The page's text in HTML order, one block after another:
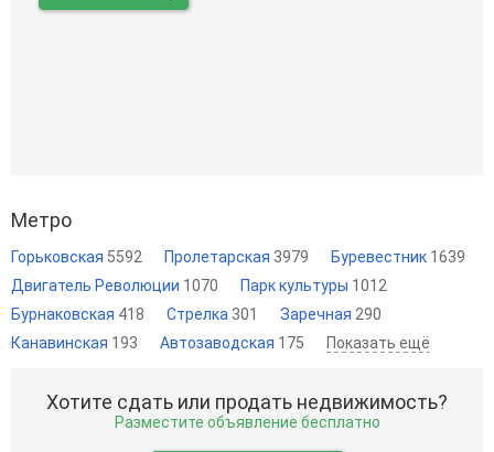
Метро
Горьковская 5592 Пролетарская 3979 Буревестник 1639
Двигатель Революции 1070 Парк культуры 1012
Бурнаковская 418 Стрелка 301 Заречная 290
Канавинская 193 Автозаводская 175 Показать ещё
Хотите сдать или продать недвижимость?
Разместите объявление бесплатно